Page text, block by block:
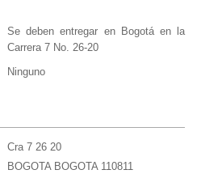
Se deben entregar en Bogotá en la
Carrera 7 No. 26-20
Ninguno
Cra 7 26 20
BOGOTA BOGOTA 110811